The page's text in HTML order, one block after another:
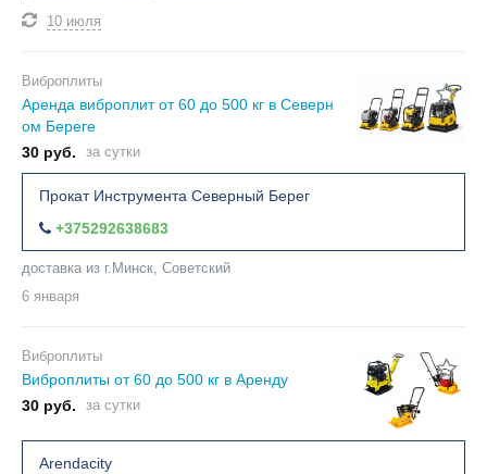
10 июля
Виброплиты
Аренда виброплит от 60 до 500 кг в Северн
ом Береге
30 руб.
за сутки
Прокат Инструмента Северный Берег
+375292638683
доставка из г.Минск, Советский
6 января
Виброплиты
Виброплиты от 60 до 500 кг в Аренду
30 руб.
за сутки
Arendacity